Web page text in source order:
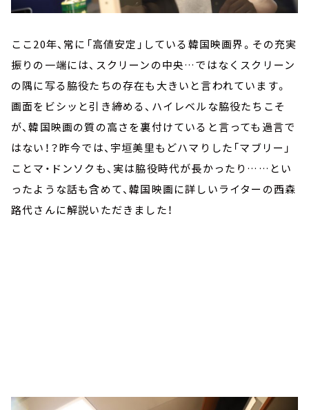
ここ20年、常に「高値安定」している韓国映画界。その充実
振りの一端には、スクリーンの中央…ではなくスクリーン
の隅に写る脇役たちの存在も大きいと言われています。
画面をビシッと引き締める、ハイレベルな脇役たちこそ
が、韓国映画の質の高さを裏付けていると言っても過言で
はない！？昨今では、宇垣美里もどハマりした「マブリー」
ことマ・ドンソクも、実は脇役時代が長かったり……とい
ったような話も含めて、韓国映画に詳しいライターの西森
路代さんに解説いただきました！